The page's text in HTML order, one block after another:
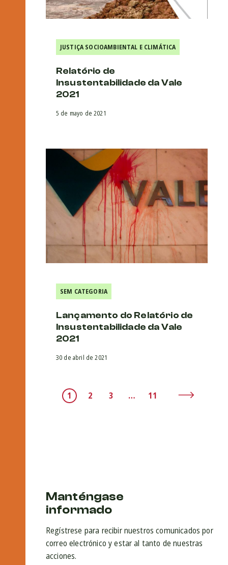
JUSTIÇA SOCIOAMBIENTAL E CLIMÁTICA
Relatório de
Insustentabilidade da Vale
2021
5 de mayo de 2021
SEM CATEGORIA
Lançamento do Relatório de
Insustentabilidade da Vale
2021
30 de abril de 2021
1 2 3 … 11
Manténgase
informado
Regístrese para recibir nuestros comunicados por
correo electrónico y estar al tanto de nuestras
acciones.